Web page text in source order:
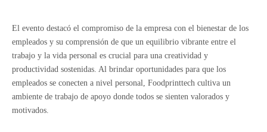
El evento destacó el compromiso de la empresa con el bienestar de los
empleados y su comprensión de que un equilibrio vibrante entre el
trabajo y la vida personal es crucial para una creatividad y
productividad sostenidas. Al brindar oportunidades para que los
empleados se conecten a nivel personal, Foodprinttech cultiva un
ambiente de trabajo de apoyo donde todos se sienten valorados y
motivados.